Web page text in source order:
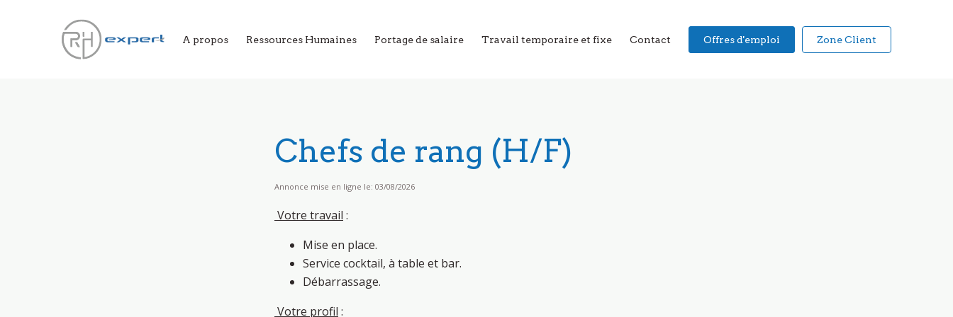
Chefs de rang (H/F)
Annonce mise en ligne le: 03/08/2026
Votre travail :
Mise en place.
Service cocktail, à table et bar.
Débarrassage.
Votre profil :
A propos Ressources Humaines Portage de salaire Travail temporaire et fixe Contact Offres d'emploi Zone Client